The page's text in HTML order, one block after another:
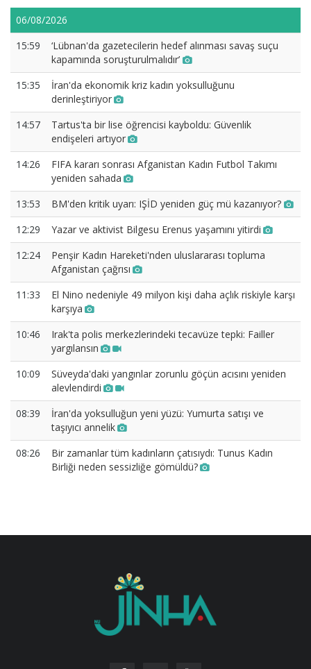
06/08/2026
15:59
‘Lübnan'da gazetecilerin hedef alınması savaş suçu
kapamında soruşturulmalıdır’
15:35
İran'da ekonomik kriz kadın yoksulluğunu
derinleştiriyor
14:57
Tartus'ta bir lise öğrencisi kayboldu: Güvenlik
endişeleri artıyor
14:26
FIFA kararı sonrası Afganistan Kadın Futbol Takımı
yeniden sahada
13:53
BM'den kritik uyarı: IŞİD yeniden güç mü kazanıyor?
12:29
Yazar ve aktivist Bilgesu Erenus yaşamını yitirdi
12:24
Penşir Kadın Hareketi'nden uluslararası topluma
Afganistan çağrısı
11:33
El Nino nedeniyle 49 milyon kişi daha açlık riskiyle karşı
karşıya
10:46
Irak'ta polis merkezlerindeki tecavüze tepki: Failler
yargılansın
10:09
Süveyda'daki yangınlar zorunlu göçün acısını yeniden
alevlendirdi
08:39
İran'da yoksulluğun yeni yüzü: Yumurta satışı ve
taşıyıcı annelik
08:26
Bir zamanlar tüm kadınların çatısıydı: Tunus Kadın
Birliği neden sessizliğe gömüldü?